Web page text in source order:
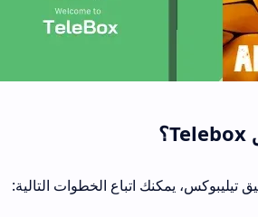
الخطوات التالية: